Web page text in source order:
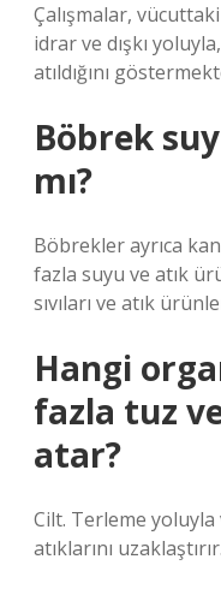
Çalışmalar,
idrar ve dışkı
atıldığını
Böbrek
mı?
Böbrekler ayrıca
fazla suyu ve atık
sıvıları ve atık
Hangi
fazla tuz
atar?
Cilt. Terleme
atıklarını uzaklaştırır.